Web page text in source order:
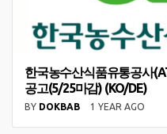
한국농수산식품유통공사
공고(5/25마감) (KO/DE)
BY DOKBAB 1 YEAR AGO